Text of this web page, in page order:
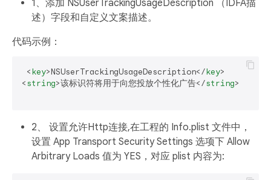
1、添加 NSUserTrackingUsageDescription （IDFA描
述）字段和自定义文案描述。
代码示例：
<key>NSUserTrackingUsageDescription</key>
<string>该标识符将用于向您投放个性化广告</string>
2、 设置允许Http连接,在工程的 Info.plist 文件中，
设置 App Transport Security Settings 选项下 Allow
Arbitrary Loads 值为 YES，对应 plist 内容为: